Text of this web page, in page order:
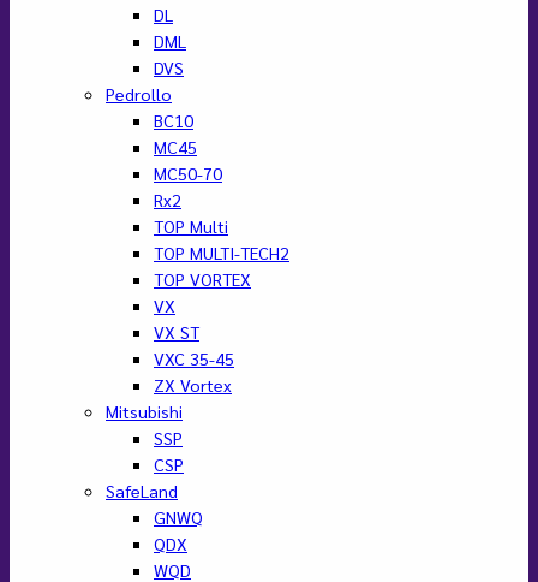
DL
DML
DVS
Pedrollo
BC10
MC45
MC50-70
Rx2
TOP Multi
TOP MULTI-TECH2
TOP VORTEX
VX
VX ST
VXC 35-45
ZX Vortex
Mitsubishi
SSP
CSP
SafeLand
GNWQ
QDX
WQD